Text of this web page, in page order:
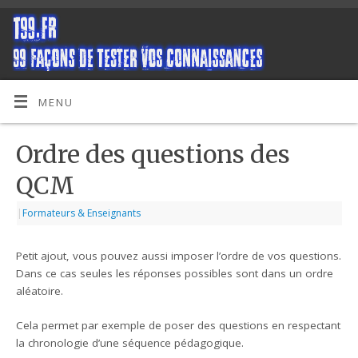
MENU
Ordre des questions des
QCM
| Formateurs & Enseignants
Petit ajout, vous pouvez aussi imposer l’ordre de vos questions.
Dans ce cas seules les réponses possibles sont dans un ordre
aléatoire.
Cela permet par exemple de poser des questions en respectant
la chronologie d’une séquence pédagogique.